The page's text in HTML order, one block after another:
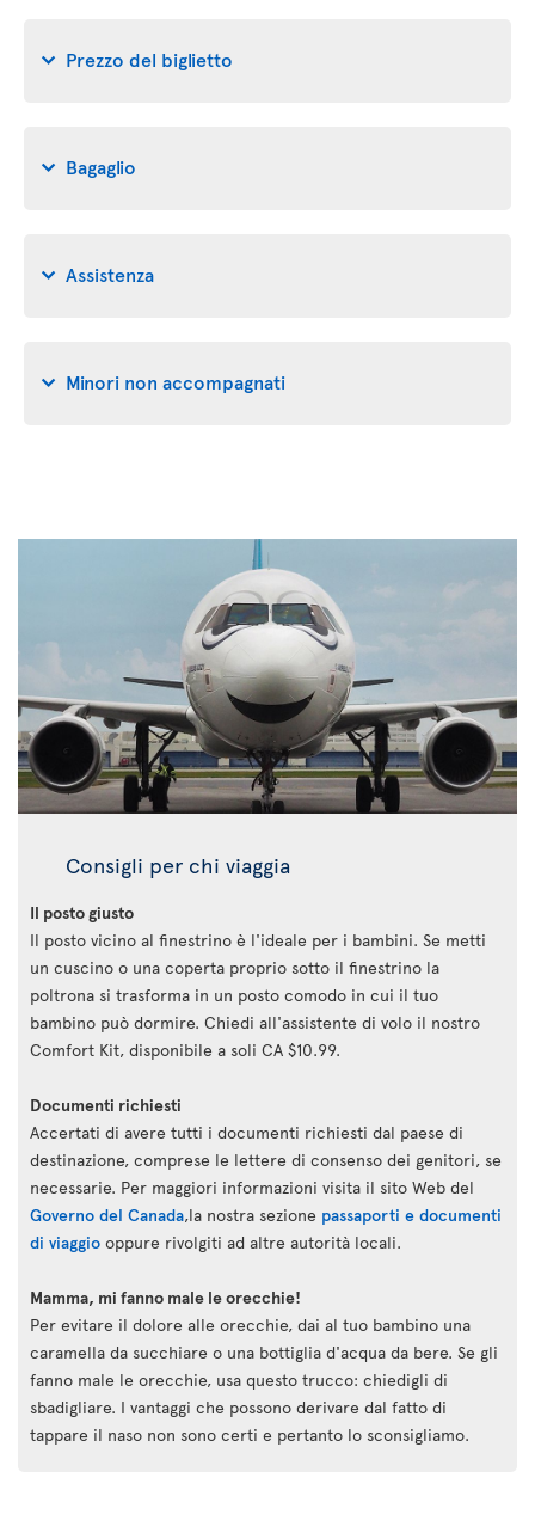
Prezzo del biglietto
Bagaglio
Assistenza
Minori non accompagnati
Consigli per chi viaggia
Il posto giusto
Il posto vicino al finestrino è l'ideale per i bambini. Se metti
un cuscino o una coperta proprio sotto il finestrino la
poltrona si trasforma in un posto comodo in cui il tuo
bambino può dormire. Chiedi all'assistente di volo il nostro
Comfort Kit, disponibile a soli CA $10.99.
Documenti richiesti
Accertati di avere tutti i documenti richiesti dal paese di
destinazione, comprese le lettere di consenso dei genitori, se
necessarie. Per maggiori informazioni visita il sito Web del
Governo del Canada,la nostra sezione passaporti e documenti
di viaggio oppure rivolgiti ad altre autorità locali.
Mamma, mi fanno male le orecchie!
Per evitare il dolore alle orecchie, dai al tuo bambino una
caramella da succhiare o una bottiglia d'acqua da bere. Se gli
fanno male le orecchie, usa questo trucco: chiedigli di
sbadigliare. I vantaggi che possono derivare dal fatto di
tappare il naso non sono certi e pertanto lo sconsigliamo.